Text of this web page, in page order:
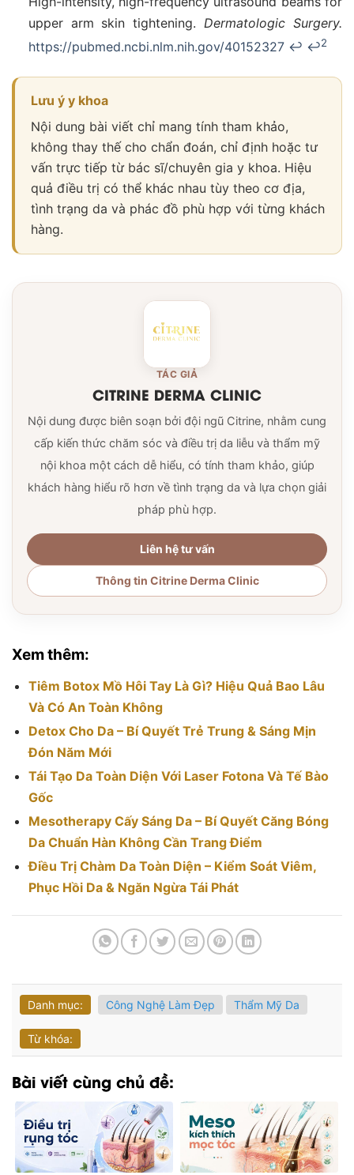
upper arm skin tightening. Dermatologic Surgery.
https://pubmed.ncbi.nlm.nih.gov/40152327 ↩ ↩2
Lưu ý y khoa
Nội dung bài viết chỉ mang tính tham khảo,
không thay thế cho chẩn đoán, chỉ định hoặc tư
vấn trực tiếp từ bác sĩ/chuyên gia y khoa. Hiệu
quả điều trị có thể khác nhau tùy theo cơ địa,
tình trạng da và phác đồ phù hợp với từng khách
hàng.
TÁC GIẢ
CITRINE DERMA CLINIC
Nội dung được biên soạn bởi đội ngũ Citrine, nhằm cung
cấp kiến thức chăm sóc và điều trị da liễu và thẩm mỹ
nội khoa một cách dễ hiểu, có tính tham khảo, giúp
khách hàng hiểu rõ hơn về tình trạng da và lựa chọn giải
pháp phù hợp.
Liên hệ tư vấn
Thông tin Citrine Derma Clinic
Xem thêm:
Tiêm Botox Mồ Hôi Tay Là Gì? Hiệu Quả Bao Lâu
Và Có An Toàn Không
Detox Cho Da – Bí Quyết Trẻ Trung & Sáng Mịn
Đón Năm Mới
Tái Tạo Da Toàn Diện Với Laser Fotona Và Tế Bào
Gốc
Mesotherapy Cấy Sáng Da – Bí Quyết Căng Bóng
Da Chuẩn Hàn Không Cần Trang Điểm
Điều Trị Chàm Da Toàn Diện – Kiểm Soát Viêm,
Phục Hồi Da & Ngăn Ngừa Tái Phát
Danh mục: Công Nghệ Làm Đẹp Thẩm Mỹ Da
Từ khóa:
Bài viết cùng chủ đề: